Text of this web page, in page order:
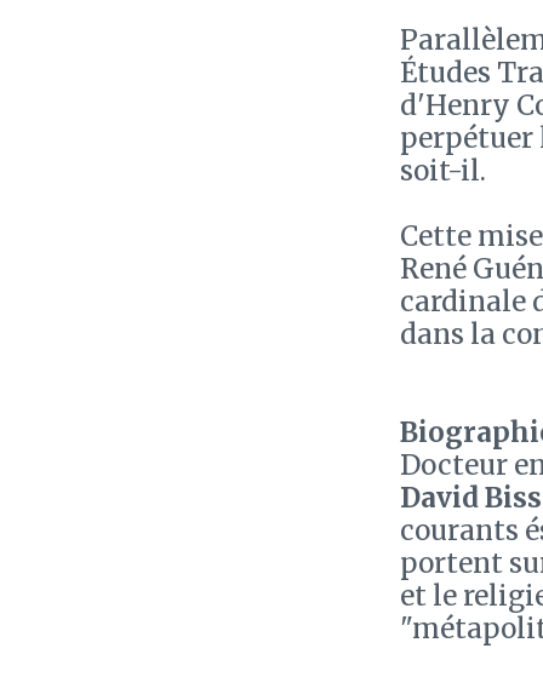
Études
d'Henry
perpétuer
soit-il.
Cette
René
cardinale
dans la
Docteur
David
courants
portent
et le